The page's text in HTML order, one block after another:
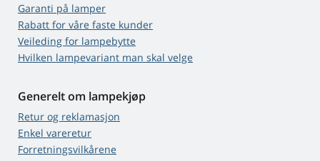
Garanti på lamper
Rabatt for våre faste kunder
Veileding for lampebytte
Hvilken lampevariant man skal velge
Generelt om lampekjøp
Retur og reklamasjon
Enkel vareretur
Forretningsvilkårene